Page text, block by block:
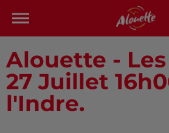
Alouette -
27 Juillet
l'Indre.